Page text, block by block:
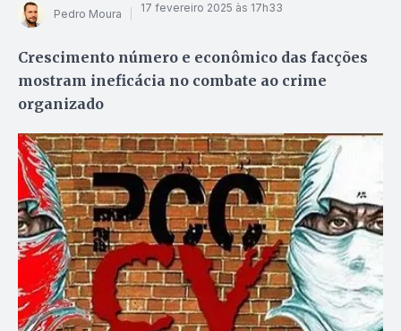
Pedro Moura 17 fevereiro 2025 às 17h33
Crescimento número e econômico das facções
mostram ineficácia no combate ao crime
organizado